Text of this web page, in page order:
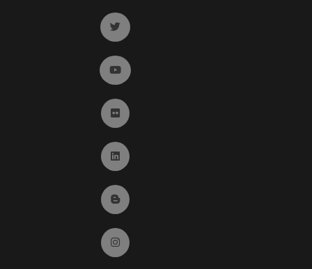
Ir a twitter (abre en ventana nueva)
Ir a YouTube (abre en ventana nueva)
Ir a Flickr (abre en ventana nueva)
Ir a Linkedin (abre en ventana nueva)
Ir al Blog (abre en ventana nueva)
Ir a Instagram (abre en ventana nueva)